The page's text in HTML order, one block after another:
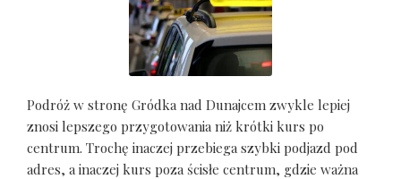
Podróż w stronę Gródka nad Dunajcem zwykle lepiej
znosi lepszego przygotowania niż krótki kurs po
centrum. Trochę inaczej przebiega szybki podjazd pod
adres, a inaczej kurs poza ścisłe centrum, gdzie ważna